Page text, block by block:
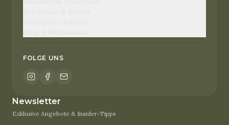
FOLGE UNS
Newsletter
Exklusive Angebote & Insider-Tipps